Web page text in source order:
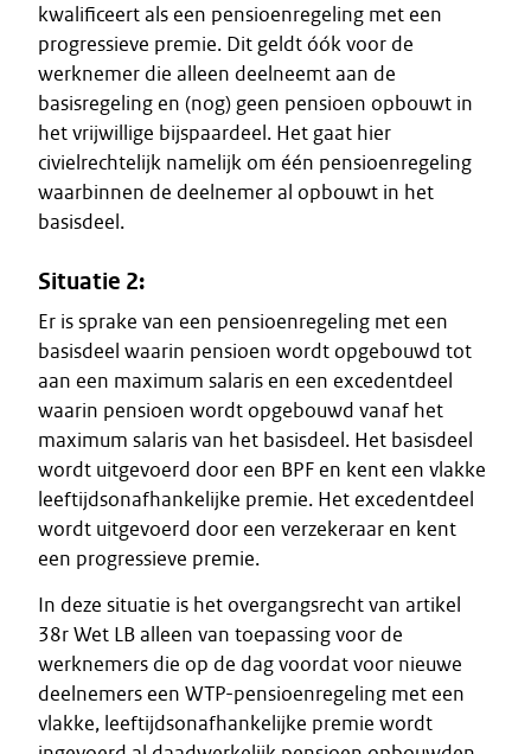
kwalificeert als een pensioenregeling met een
progressieve premie. Dit geldt óók voor de
werknemer die alleen deelneemt aan de
basisregeling en (nog) geen pensioen opbouwt in
het vrijwillige bijspaardeel. Het gaat hier
civielrechtelijk namelijk om één pensioenregeling
waarbinnen de deelnemer al opbouwt in het
basisdeel.
Situatie 2:
Er is sprake van een pensioenregeling met een
basisdeel waarin pensioen wordt opgebouwd tot
aan een maximum salaris en een excedentdeel
waarin pensioen wordt opgebouwd vanaf het
maximum salaris van het basisdeel. Het basisdeel
wordt uitgevoerd door een BPF en kent een vlakke
leeftijdsonafhankelijke premie. Het excedentdeel
wordt uitgevoerd door een verzekeraar en kent
een progressieve premie.
In deze situatie is het overgangsrecht van artikel
38r Wet LB alleen van toepassing voor de
werknemers die op de dag voordat voor nieuwe
deelnemers een WTP-pensioenregeling met een
vlakke, leeftijdsonafhankelijke premie wordt